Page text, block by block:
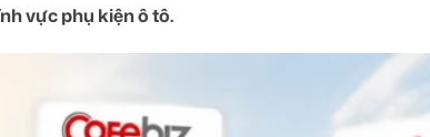
vực phụ kiện ô tô.